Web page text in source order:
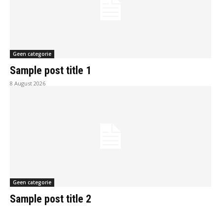
Geen categorie
Sample post title 1
8 August 2026
Geen categorie
Sample post title 2